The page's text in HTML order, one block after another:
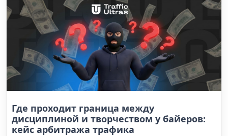
Где проходит граница между
дисциплиной и творчеством у байеров:
кейс арбитража трафика